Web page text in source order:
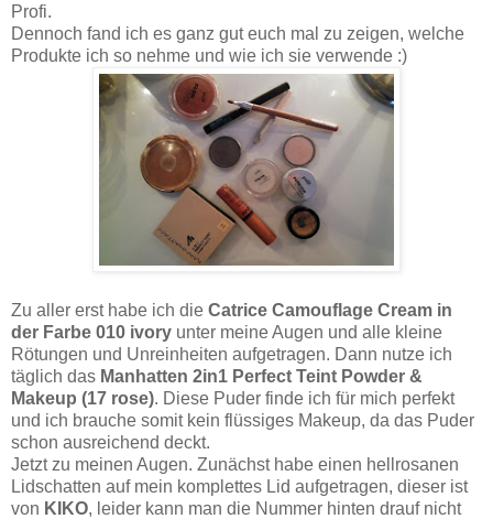
Profi.
Dennoch fand ich es ganz gut euch mal zu zeigen, welche
Produkte ich so nehme und wie ich sie verwende :)
Zu aller erst habe ich die Catrice Camouflage Cream in
der Farbe 010 ivory unter meine Augen und alle kleine
Rötungen und Unreinheiten aufgetragen. Dann nutze ich
täglich das Manhatten 2in1 Perfect Teint Powder &
Makeup (17 rose). Diese Puder finde ich für mich perfekt
und ich brauche somit kein flüssiges Makeup, da das Puder
schon ausreichend deckt.
Jetzt zu meinen Augen. Zunächst habe einen hellrosanen
Lidschatten auf mein komplettes Lid aufgetragen, dieser ist
von KIKO, leider kann man die Nummer hinten drauf nicht